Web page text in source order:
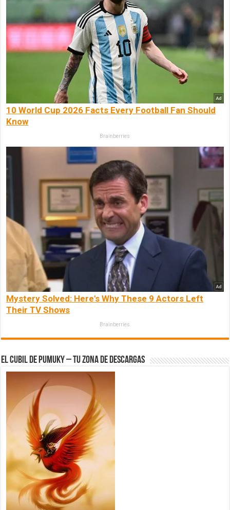
10 World Cup 2026 Facts Every Football Fan Should
Know
Brainberries
Mystery Solved: Here's Why These 9 Actors Left
Their TV Shows
Brainberries
El Cubil de Pumuky – Tu zona de Descargas